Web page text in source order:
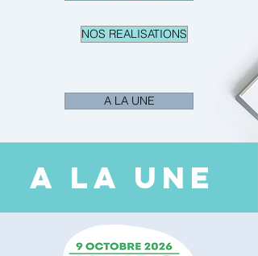
NOS REALISATIONS
A LA UNE
A LA UNE